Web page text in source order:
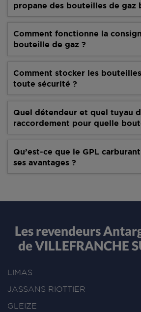
propane des bouteilles de gaz
Comment fonctionne la
bouteille de gaz ?
Comment stocker les
toute sécurité ?
Quel détendeur et quel tuyau
raccordement pour quelle
Qu’est-ce que le GPL
ses avantages ?
Les revendeurs
de VILLEFRANCHE
LIMAS
JASSANS RIOTTIER
GLEIZE